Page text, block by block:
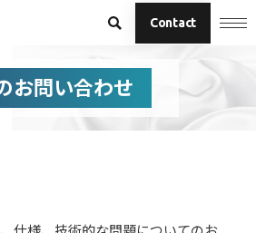
Contact
お問い合わせ